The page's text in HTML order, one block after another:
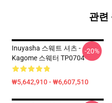
관련
Inuyasha 스웨트 셔츠 -
Kagome 스웨터 TP0704
₩5,642,910 - ₩6,607,510
-20%